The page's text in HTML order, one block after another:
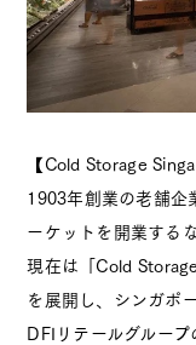
【Cold Storage
1903年創業の老舗企
ーケットを開業する
現在は「Cold
を展開し、シンガポ
DFIリテールグルー